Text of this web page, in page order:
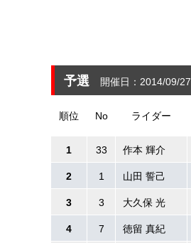
予選 開催日：2014/09/27
順位 No ライダー
1 33 作本 輝介
2 1 山田 誓己
3 3 大久保 光
4 7 徳留 真紀